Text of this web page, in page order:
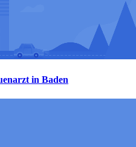
in Baden